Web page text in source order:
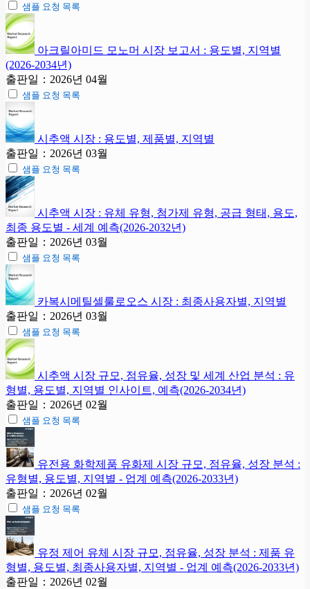
샘플 요청 목록
아크릴아미드 모노머 시장 보고서 : 용도별, 지역별
(2026-2034년)
출판일：2026년 04월
샘플 요청 목록
시추액 시장 : 용도별, 제품별, 지역별
출판일：2026년 03월
샘플 요청 목록
시추액 시장 : 유체 유형, 첨가제 유형, 공급 형태, 용도,
최종 용도별 - 세계 예측(2026-2032년)
출판일：2026년 03월
샘플 요청 목록
카복시메틸셀룰로오스 시장 : 최종사용자별, 지역별
출판일：2026년 03월
샘플 요청 목록
시추액 시장 규모, 점유율, 성장 및 세계 산업 분석 : 유
형별, 용도별, 지역별 인사이트, 예측(2026-2034년)
출판일：2026년 02월
샘플 요청 목록
유전용 화학제품 유화제 시장 규모, 점유율, 성장 분석 :
유형별, 용도별, 지역별 - 업계 예측(2026-2033년)
출판일：2026년 02월
샘플 요청 목록
유정 제어 유체 시장 규모, 점유율, 성장 분석 : 제품 유
형별, 용도별, 최종사용자별, 지역별 - 업계 예측(2026-2033년)
출판일：2026년 02월